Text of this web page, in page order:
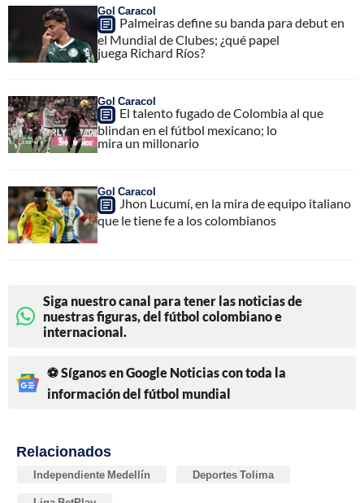
Gol Caracol
Palmeiras define su banda para debut en
el Mundial de Clubes; ¿qué papel
juega Richard Ríos?
Gol Caracol
El talento fugado de Colombia al que
blindan en el fútbol mexicano; lo
mira un millonario
Gol Caracol
Jhon Lucumí, en la mira de equipo italiano
que le tiene fe a los colombianos
Siga nuestro canal para tener las noticias de
nuestras figuras, del fútbol colombiano e
internacional.
⚽ Síganos en Google Noticias con toda la
información del fútbol mundial
Relacionados
Independiente Medellín Deportes Tolima